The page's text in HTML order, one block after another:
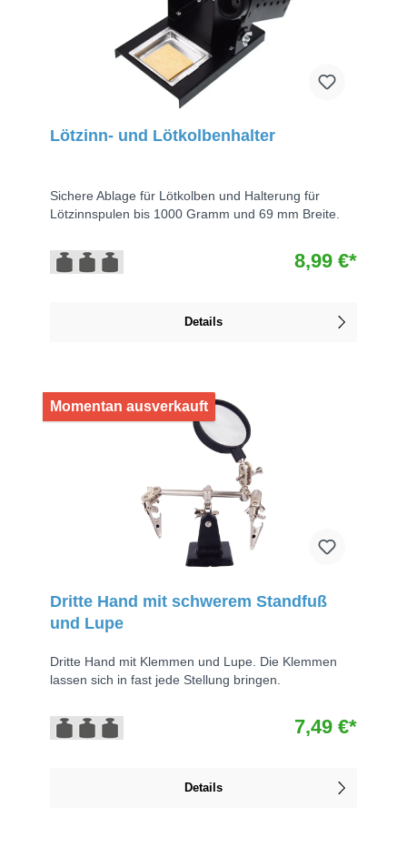
Lötzinn- und Lötkolbenhalter
Sichere Ablage für Lötkolben und Halterung für
Lötzinnspulen bis 1000 Gramm und 69 mm Breite.
8,99 €*
Details
Momentan ausverkauft
Dritte Hand mit schwerem Standfuß
und Lupe
Dritte Hand mit Klemmen und Lupe. Die Klemmen
lassen sich in fast jede Stellung bringen.
7,49 €*
Details